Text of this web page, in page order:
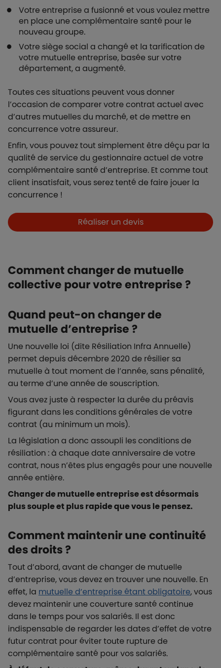
Votre entreprise a fusionné et vous voulez mettre
en place une complémentaire santé pour le
nouveau groupe.
Votre siège social a changé et la tarification de
votre mutuelle entreprise, basée sur votre
département, a augmenté.
Toutes ces situations peuvent vous donner
l’occasion de comparer votre contrat actuel avec
d’autres mutuelles du marché, et de mettre en
concurrence votre assureur.
Enfin, vous pouvez tout simplement être déçu par la
qualité de service du gestionnaire actuel de votre
complémentaire santé d’entreprise. Et comme tout
client insatisfait, vous serez tenté de faire jouer la
concurrence !
Boutons et liens
Réaliser un devis
Comment changer de mutuelle
collective pour votre entreprise ?
Quand peut-on changer de
mutuelle d’entreprise ?
Une nouvelle loi (dite Résiliation Infra Annuelle)
permet depuis décembre 2020 de résilier sa
mutuelle à tout moment de l’année, sans pénalité,
au terme d’une année de souscription.
Vous avez juste à respecter la durée du préavis
figurant dans les conditions générales de votre
contrat (au minimum un mois).
La législation a donc assoupli les conditions de
résiliation : à chaque date anniversaire de votre
contrat, nous n’êtes plus engagés pour une nouvelle
année entière.
Changer de mutuelle entreprise est désormais
plus souple et plus rapide que vous le pensez.
Comment maintenir une continuité
des droits ?
Tout d’abord, avant de changer de mutuelle
d’entreprise, vous devez en trouver une nouvelle. En
effet, la mutuelle d’entreprise étant obligatoire, vous
devez maintenir une couverture santé continue
dans le temps pour vos salariés. Il est donc
indispensable de regarder les dates d’effet de votre
futur contrat pour éviter toute rupture de
complémentaire santé pour vos salariés.